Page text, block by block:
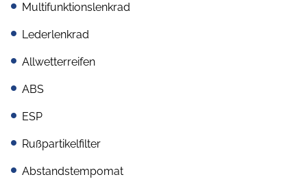
Multifunktionslenkrad
Lederlenkrad
Allwetterreifen
ABS
ESP
Rußpartikelfilter
Abstandstempomat